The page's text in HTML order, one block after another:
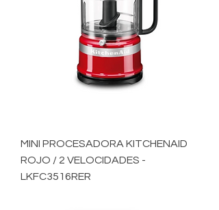
MINI PROCESADORA KITCHENAID
ROJO / 2 VELOCIDADES -
LKFC3516RER